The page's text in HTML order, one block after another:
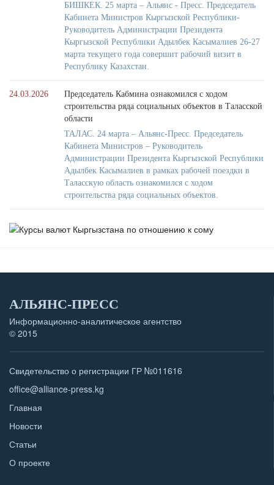
БИШКЕК. 25 марта – Альянс - Пресс. Председатель
Кабинета Министров Кыргызской Республики-
Руководитель Администрации Президента
Кыргызской Республики Адылбек Касымалиев 26-27
марта текущего года совершит рабочий визит в
Республику Казахстан.
24.03.2026
Председатель Кабмина ознакомился с ходом
строительства ряда социальных объектов в Таласской
области
ТАЛАС. 24 марта – Альянс-Пресс. Председатель
Кабинета Министров – Руководитель
Администрации Президента Кыргызской Республики
Адылбек Касымалиев в рамках рабочей поездки в
Таласскую область ознакомился с ходом
строительства ряда социальных объектов.
АЛЬЯНС-ПРЕСС
Информационно-аналитическое агентство
© 2015
Свидетельство о регистрации ГР №011616
office@alliance-press.kg
Главная
Новости
Статьи
О проекте